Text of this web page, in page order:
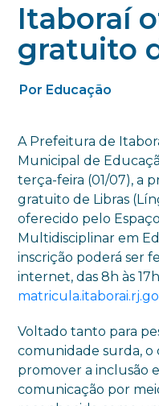
Itaboraí
gratuito
Por Educação
A Prefeitura de
Municipal de
terça-feira (01/07), a
gratuito de Libras
oferecido pelo
Multidisciplinar em
inscrição poderá ser
internet, das 8h às
Voltado tanto para
comunidade surda,
promover a inclusão
comunicação por